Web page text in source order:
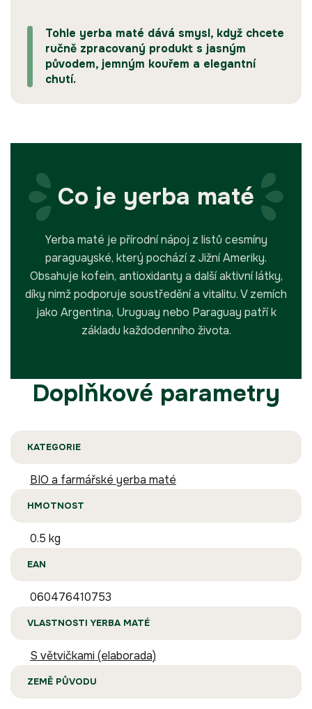
Tohle yerba maté dává smysl, když chcete
ručně zpracovaný produkt s jasným
původem, jemným kouřem a elegantní
chutí.
Co je yerba maté
Yerba maté je přírodní nápoj z listů cesmíny
paraguayské, který pochází z Jižní Ameriky.
Obsahuje kofein, antioxidanty a další aktivní látky,
díky nimž podporuje soustředění a vitalitu. V zemích
jako Argentina, Uruguay nebo Paraguay patří k
základu každodenního života.
Doplňkové parametry
KATEGORIE
BIO a farmářské yerba maté
HMOTNOST
0.5 kg
EAN
060476410753
VLASTNOSTI YERBA MATÉ
S větvičkami (elaborada)
ZEMĚ PŮVODU